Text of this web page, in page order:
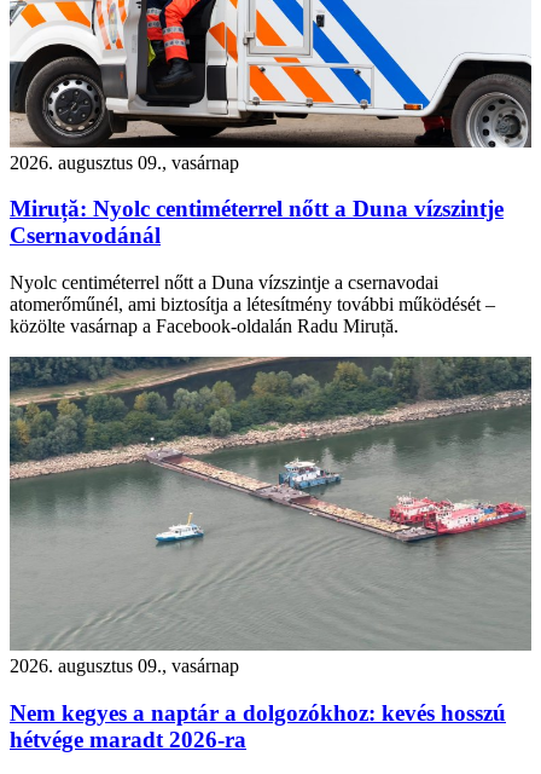
2026. augusztus 09., vasárnap
Miruță: Nyolc centiméterrel nőtt a Duna vízszintje
Csernavodánál
Nyolc centiméterrel nőtt a Duna vízszintje a csernavodai
atomerőműnél, ami biztosítja a létesítmény további működését –
közölte vasárnap a Facebook-oldalán Radu Miruță.
2026. augusztus 09., vasárnap
Nem kegyes a naptár a dolgozókhoz: kevés hosszú
hétvége maradt 2026-ra